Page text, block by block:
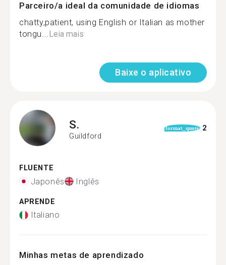
Parceiro/a ideal da comunidade de idiomas
chatty,patient, using English or Italian as mother
tongu...Leia mais
Baixe o aplicativo
S.
Guildford
format_quote 2
FLUENTE
Japonês Inglês
APRENDE
Italiano
Minhas metas de aprendizado